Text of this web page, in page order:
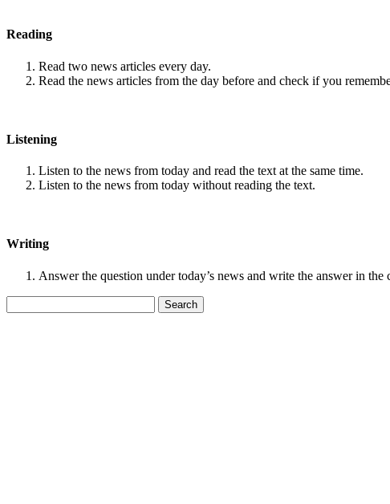
Reading
Read two news articles every day.
Read the news articles from the day before and check if you
Listening
Listen to the news from today and read the text at the same time.
Listen to the news from today without reading the text.
Writing
Answer the question under today’s news and write the answer in the
for: